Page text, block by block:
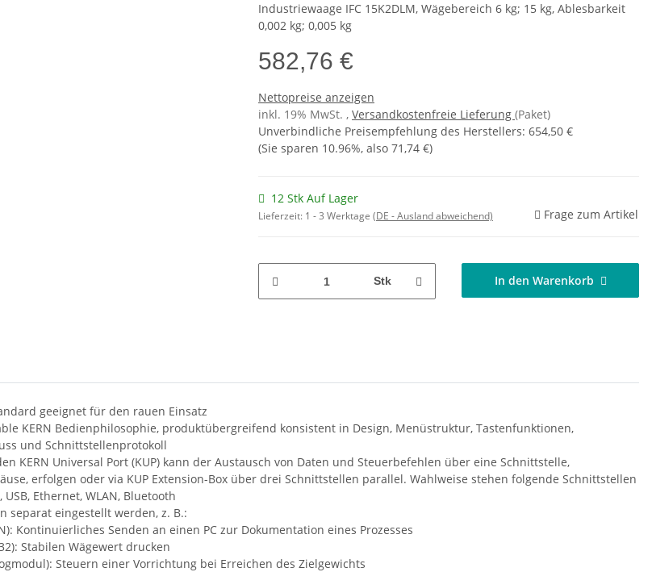
Industriewaage IFC 15K2DLM, Wägebereich 6 kg; 15 kg, Ablesbarkeit
0,002 kg; 0,005 kg
582,76 €
Nettopreise anzeigen
inkl. 19% MwSt. , Versandkostenfreie Lieferung (Paket)
Unverbindliche Preisempfehlung des Herstellers: 654,50 €
(Sie sparen 10.96%, also 71,74 €)
12 Stk Auf Lager
Lieferzeit: 1 - 3 Werktage (DE - Ausland abweichend) Frage zum Artikel
Stk In den Warenkorb
geeignet für den rauen Einsatz
KERN Bedienphilosophie, produktübergreifend konsistent in Design, Menüstruktur, Tastenfunktionen,
und Schnittstellenprotokoll
KERN Universal Port (KUP) kann der Austausch von Daten und Steuerbefehlen über eine Schnittstelle,
erfolgen oder via KUP Extension-Box über drei Schnittstellen parallel. Wahlweise stehen folgende Schnittstellen
Ethernet, WLAN, Bluetooth
separat eingestellt werden, z. B.:
Kontinuierliches Senden an einen PC zur Dokumentation eines Prozesses
Stabilen Wägewert drucken
Steuern einer Vorrichtung bei Erreichen des Zielgewichts